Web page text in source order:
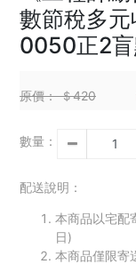
數節稅多
0050正2盲
原價：＄420
數量：
配送說明：
本商品以宅配
日)
本商品僅限寄